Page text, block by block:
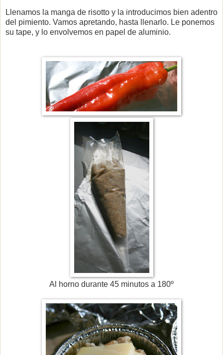
Llenamos la manga de risotto y la introducimos bien adentro
del pimiento. Vamos apretando, hasta llenarlo. Le ponemos
su tape, y lo envolvemos en papel de aluminio.
Al horno durante 45 minutos a 180º